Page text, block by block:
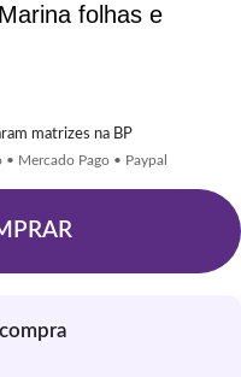
folhas e
matrizes na BP
Mercado Pago • Paypal